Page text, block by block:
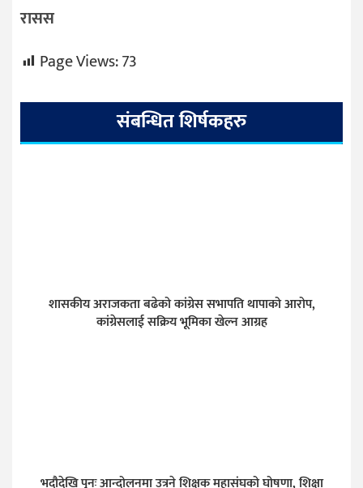
रासस
Page Views:73
संबन्धित शिर्षकहरु
शासकीय अराजकता बढेको कांग्रेस सभापति थापाको आरोप,
कांग्रेसलाई सक्रिय भूमिका खेल्न आग्रह
भदौदेखि पुनः आन्दोलनमा उत्रने शिक्षक महासंघको घोषणा, शिक्षा